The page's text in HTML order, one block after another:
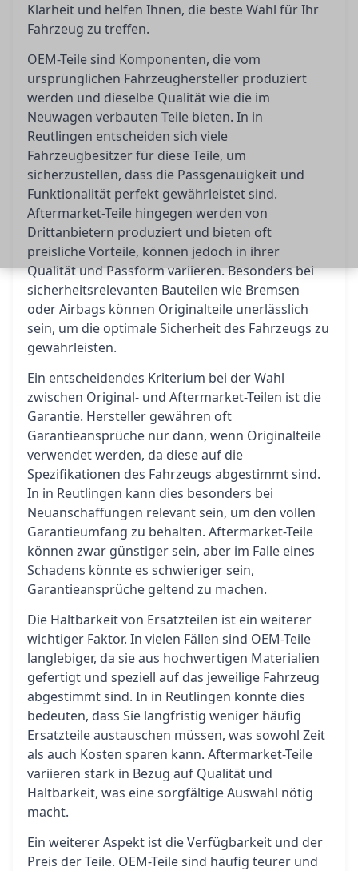
Klarheit und helfen Ihnen, die beste Wahl für Ihr
Fahrzeug zu treffen.
OEM-Teile sind Komponenten, die vom
ursprünglichen Fahrzeughersteller produziert
werden und dieselbe Qualität wie die im
Neuwagen verbauten Teile bieten. In in
Reutlingen entscheiden sich viele
Fahrzeugbesitzer für diese Teile, um
sicherzustellen, dass die Passgenauigkeit und
Funktionalität perfekt gewährleistet sind.
Aftermarket-Teile hingegen werden von
Drittanbietern produziert und bieten oft
preisliche Vorteile, können jedoch in ihrer
Qualität und Passform variieren. Besonders bei
sicherheitsrelevanten Bauteilen wie Bremsen
oder Airbags können Originalteile unerlässlich
sein, um die optimale Sicherheit des Fahrzeugs zu
gewährleisten.
Ein entscheidendes Kriterium bei der Wahl
zwischen Original- und Aftermarket-Teilen ist die
Garantie. Hersteller gewähren oft
Garantieansprüche nur dann, wenn Originalteile
verwendet werden, da diese auf die
Spezifikationen des Fahrzeugs abgestimmt sind.
In in Reutlingen kann dies besonders bei
Neuanschaffungen relevant sein, um den vollen
Garantieumfang zu behalten. Aftermarket-Teile
können zwar günstiger sein, aber im Falle eines
Schadens könnte es schwieriger sein,
Garantieansprüche geltend zu machen.
Die Haltbarkeit von Ersatzteilen ist ein weiterer
wichtiger Faktor. In vielen Fällen sind OEM-Teile
langlebiger, da sie aus hochwertigen Materialien
gefertigt und speziell auf das jeweilige Fahrzeug
abgestimmt sind. In in Reutlingen könnte dies
bedeuten, dass Sie langfristig weniger häufig
Ersatzteile austauschen müssen, was sowohl Zeit
als auch Kosten sparen kann. Aftermarket-Teile
variieren stark in Bezug auf Qualität und
Haltbarkeit, was eine sorgfältige Auswahl nötig
macht.
Ein weiterer Aspekt ist die Verfügbarkeit und der
Preis der Teile. OEM-Teile sind häufig teurer und